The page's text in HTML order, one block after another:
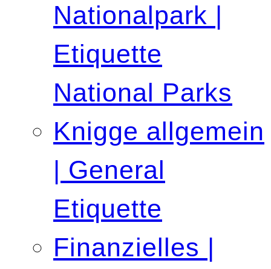
Nationalpark |
Etiquette
National Parks
Knigge allgemein
| General
Etiquette
Finanzielles |